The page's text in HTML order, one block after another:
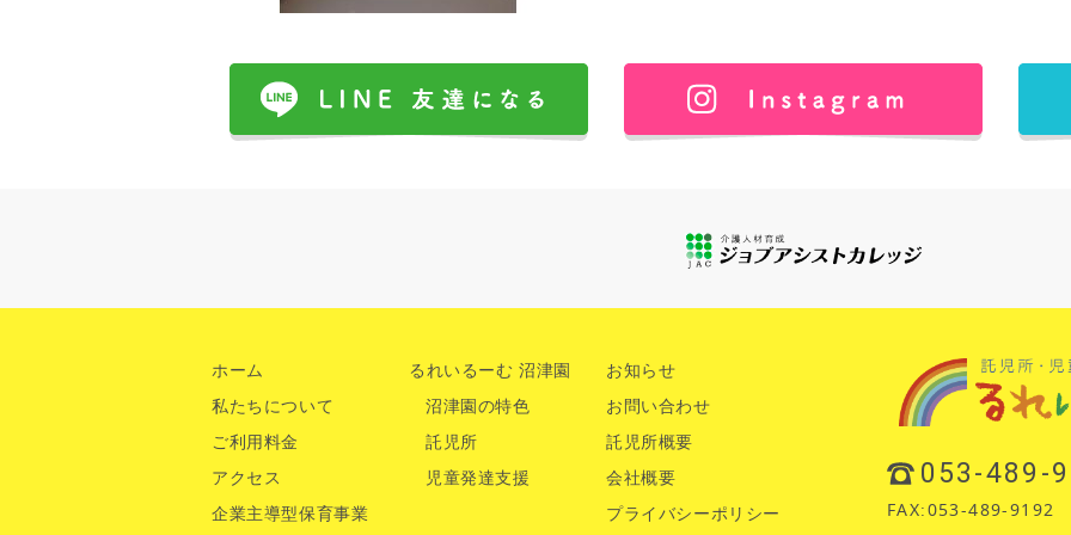
ホーム
私たちについて
ご利用料金
アクセス
企業主導型保育事業
るれいるーむ 沼津園
沼津園の特色
託児所
児童発達支援
お知らせ
お問い合わせ
託児所概要
会社概要
プライバシーポリシー
053-489-
FAX:053-489-9192